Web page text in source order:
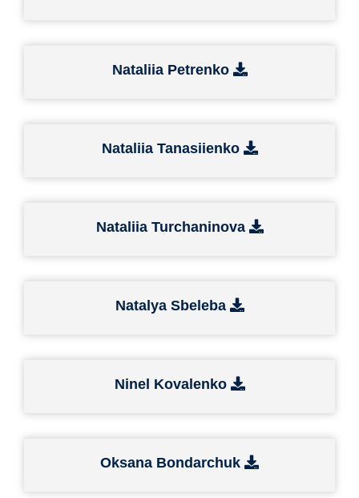
Nataliia Petrenko
Nataliia Tanasiienko
Nataliia Turchaninova
Natalya Sbeleba
Ninel Kovalenko
Oksana Bondarchuk